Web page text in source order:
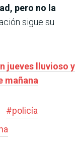
pero no la
sigue su
jueves lluvioso y
mañana
#policía